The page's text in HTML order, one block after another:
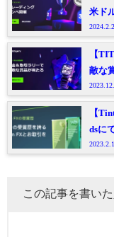
米ド
【
敵な
【
dsに
この記事を書いた